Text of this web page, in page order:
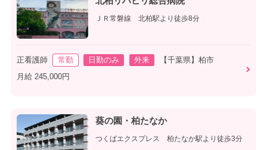
ＪＲ常磐線 北柏駅より徒歩8分
正看護師 常勤 日勤のみ 外来
【千葉県】柏市
月給 245,000円
葵の園・柏たなか
つくばエクスプレス 柏たなか駅より徒歩3分